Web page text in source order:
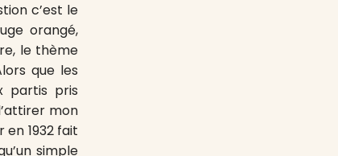
c’est le
orangé,
le thème
que les
partis pris
mon
1932 fait
simple